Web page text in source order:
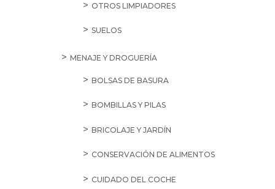
OTROS LIMPIADORES
SUELOS
MENAJE Y DROGUERÍA
BOLSAS DE BASURA
BOMBILLAS Y PILAS
BRICOLAJE Y JARDÍN
CONSERVACIÓN DE ALIMENTOS
CUIDADO DEL COCHE